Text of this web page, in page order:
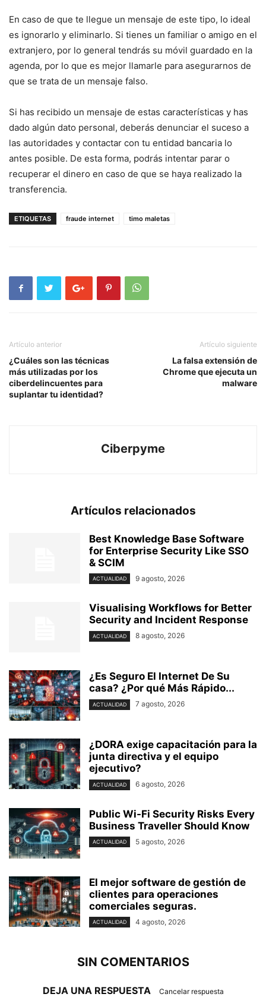
En caso de que te llegue un mensaje de este tipo, lo ideal
es ignorarlo y eliminarlo. Si tienes un familiar o amigo en el
extranjero, por lo general tendrás su móvil guardado en la
agenda, por lo que es mejor llamarle para asegurarnos de
que se trata de un mensaje falso.
Si has recibido un mensaje de estas características y has
dado algún dato personal, deberás denunciar el suceso a
las autoridades y contactar con tu entidad bancaria lo
antes posible. De esta forma, podrás intentar parar o
recuperar el dinero en caso de que se haya realizado la
transferencia.
ETIQUETAS fraude internet timo maletas
Artículo anterior
¿Cuáles son las técnicas
más utilizadas por los
ciberdelincuentes para
suplantar tu identidad?
Artículo siguiente
La falsa extensión de
Chrome que ejecuta un
malware
Ciberpyme
Artículos relacionados
Best Knowledge Base Software
for Enterprise Security Like SSO
& SCIM
ACTUALIDAD 9 agosto, 2026
Visualising Workflows for Better
Security and Incident Response
ACTUALIDAD 8 agosto, 2026
¿Es Seguro El Internet De Su
casa? ⁢¿Por qué Más Rápido...
ACTUALIDAD 7 agosto, 2026
¿DORA exige capacitación para la
junta directiva y el equipo
ejecutivo?
ACTUALIDAD 6 agosto, 2026
Public Wi-Fi Security Risks Every
Business Traveller Should Know
ACTUALIDAD 5 agosto, 2026
El mejor software de gestión de
clientes para operaciones
comerciales seguras.
ACTUALIDAD 4 agosto, 2026
SIN COMENTARIOS
DEJA UNA RESPUESTA Cancelar respuesta